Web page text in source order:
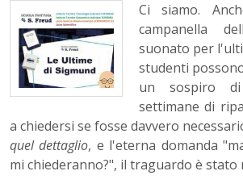
Ci siamo.
campanella
suonato per
studenti
un sospiro di
settimane di
a chiedersi se fosse davvero
quel dettaglio, e l'eterna domanda
mi chiederanno?", il traguardo è stato